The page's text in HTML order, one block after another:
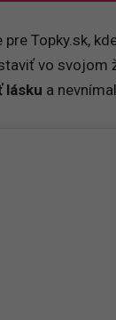
Topky.sk,
vo svojom
lásku a